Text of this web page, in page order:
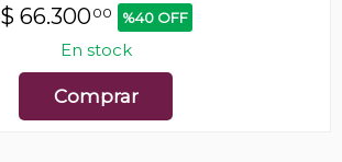
$ 66.30000 %40 OFF
En stock
Comprar